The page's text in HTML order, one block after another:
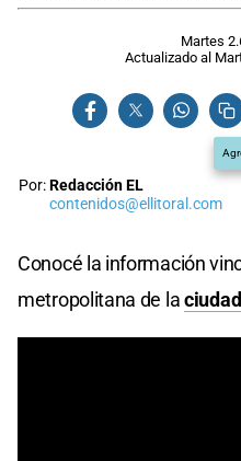
Martes
Actualizado al
Por:Redacción EL
contenidos@ellitoral.com
Conocé la información
metropolitana de la